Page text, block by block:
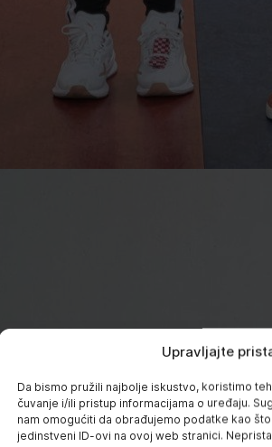
Upravljajte
Da bismo pružili najbolje iskustvo, koristimo
čuvanje i/ili pristup informacijama o uređaju.
nam omogućiti da obrađujemo podatke kao
jedinstveni ID-ovi na ovoj web stranici.